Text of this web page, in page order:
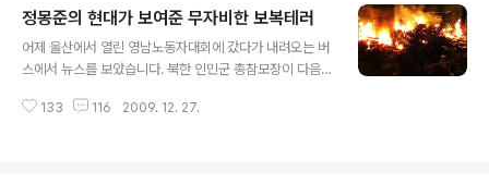
이어서 개인창고(개인자료실, 사진자료실)에 보관 중이거
나 존재 이유가 없어 사라졌다. 말하자면 나는 블로그를 미
디어로서 활용하는 외에도 개인자료 보관실이나 가족앨범
장으로 활용하기도 한다. 나중에 언제 어디서든 찾아보기
정몽준의 현대가 보여준 무자비한 보복테러
어제 울산에서 열린 영남노동자대회에 갔다가 내려오는 버
스에서 뉴스를 보았습니다. 북한 인민군 총참모장이 다음
섬뜩한 내용이었습니다. 아마 이명박 대통령의 신년사에
133 116 2009. 12. 27.